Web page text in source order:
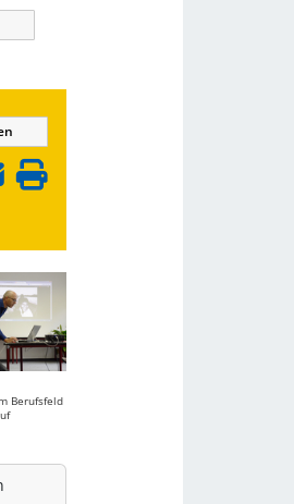
Berufsfeld